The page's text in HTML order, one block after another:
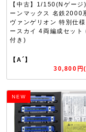
【中古】1/150(Nゲージ
ーンマックス 名鉄2000
ヴァンゲリオン 特別仕様
ースカイ 4両編成セット
付き)
【A´】
30,800円
NEW